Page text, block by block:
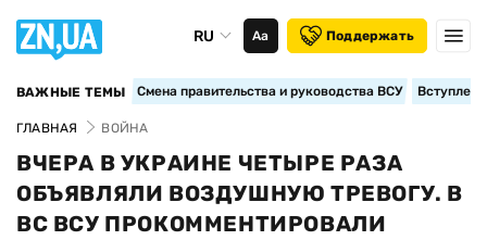
RU Аа Поддержать
ВАЖНЫЕ ТЕМЫ Смена правительства и руководства ВСУ
ГЛАВНАЯ ВОЙНА
ВЧЕРА В УКРАИНЕ ЧЕТЫРЕ РАЗА
ОБЪЯВЛЯЛИ ВОЗДУШНУЮ ТРЕВОГУ. В
ВС ВСУ ПРОКОММЕНТИРОВАЛИ